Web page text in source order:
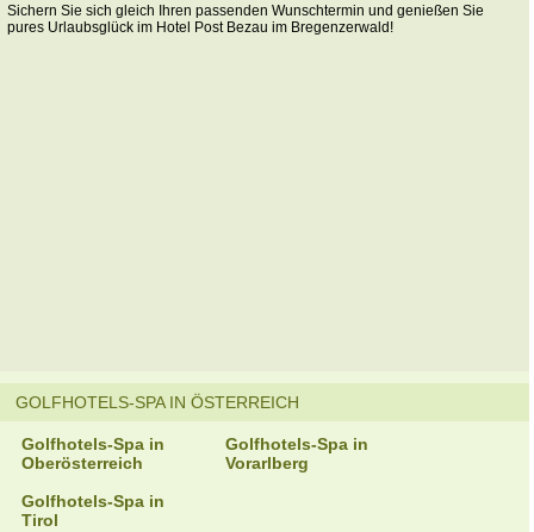
Sichern Sie sich gleich Ihren passenden Wunschtermin und genießen Sie
pures Urlaubsglück im Hotel Post Bezau im Bregenzerwald!
GOLFHOTELS-SPA IN ÖSTERREICH
Golfhotels-Spa in
Oberösterreich
Golfhotels-Spa in
Vorarlberg
Golfhotels-Spa in
Tirol